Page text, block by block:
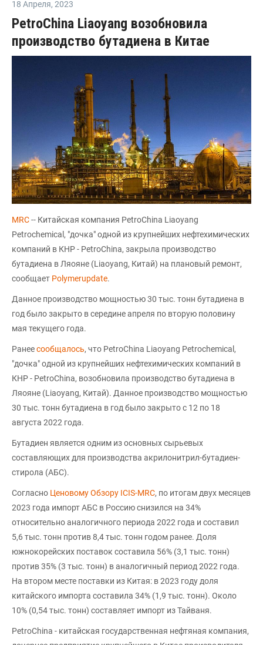
18 Апреля, 2023
PetroChina Liaoyang возобновила
производство бутадиена в Китае
MRC-- Китайская компания PetroChina Liaoyang
Petrochemical, "дочка" одной из крупнейших нефтехимических
компаний в КНР - PetroChina, закрыла производство
бутадиена в Ляояне (Liaoyang, Китай) на плановый ремонт,
сообщает Polymerupdate.
Данное производство мощностью 30 тыс. тонн бутадиена в
год было закрыто в середине апреля по вторую половину
мая текущего года.
Ранеесообщалось, что PetroChina Liaoyang Petrochemical,
"дочка" одной из крупнейших нефтехимических компаний в
КНР - PetroChina, возобновила производство бутадиена в
Ляояне (Liaoyang, Китай). Данное производство мощностью
30 тыс. тонн бутадиена в год было закрыто с 12 по 18
августа 2022 года.
Бутадиен является одним из основных сырьевых
составляющих для производства акрилонитрил-бутадиен-
стирола (АБС).
Согласно Ценовому Обзору ICIS-MRC, по итогам двух месяцев
2023 года импорт АБС в Россию снизился на 34%
относительно аналогичного периода 2022 года и составил
5,6 тыс. тонн против 8,4 тыс. тонн годом ранее. Доля
южнокорейских поставок составила 56% (3,1 тыс. тонн)
против 35% (3 тыс. тонн) в аналогичный период 2022 года.
На втором месте поставки из Китая: в 2023 году доля
китайского импорта составила 34% (1,9 тыс. тонн). Около
10% (0,54 тыс. тонн) составляет импорт из Тайваня.
PetroChina - китайская государственная нефтяная компания,